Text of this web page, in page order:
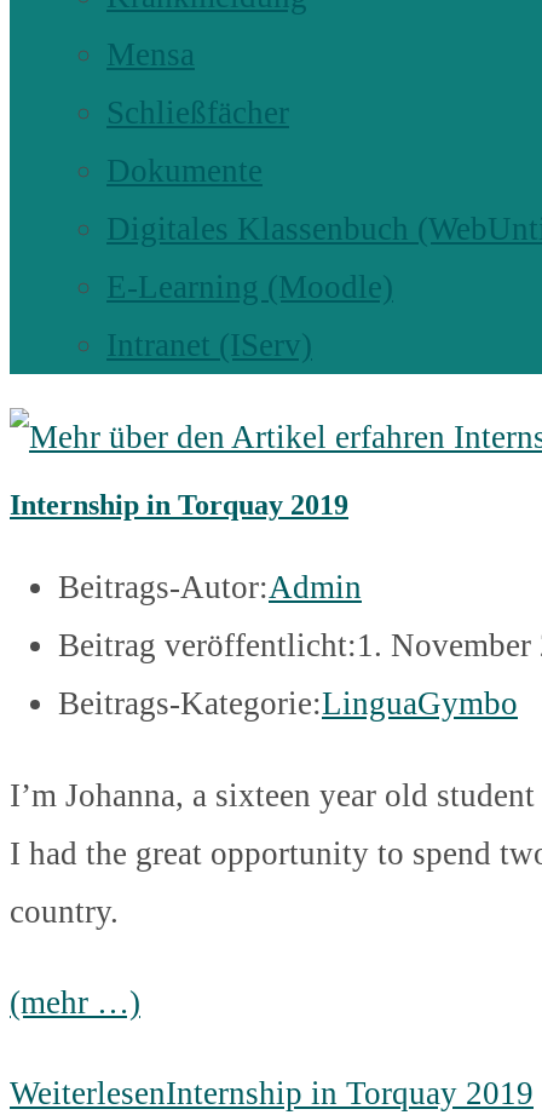
Mensa
Schließfächer
Dokumente
Digitales Klassenbuch
E-Learning (Moodle)
Intranet (IServ)
Internship in Torquay 2019
Beitrags-Autor:Admin
Beitrag veröffentlicht:1. November
Beitrags-Kategorie:LinguaGymbo
I’m Johanna, a sixteen year old
I had the great opportunity to spend
country.
(mehr …)
WeiterlesenInternship in Torquay 2019